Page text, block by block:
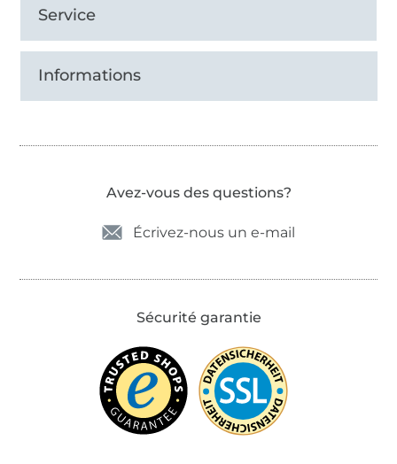
Service
Informations
Avez-vous des questions?
Écrivez-nous un e-mail
Sécurité garantie